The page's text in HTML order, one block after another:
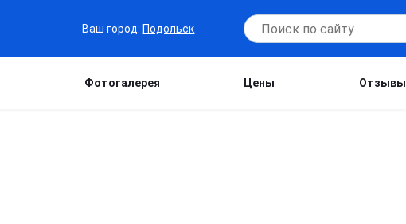
Ваш город:Подольск
Фотогалерея Цены Отзывы